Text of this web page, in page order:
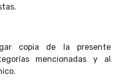
copia de la presente
mencionadas y al